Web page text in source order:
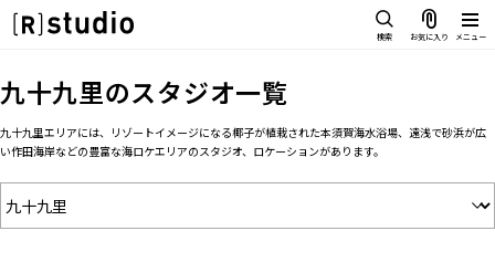
検索 お気に入り メニュー
IMAGE
雰囲気で探したい
スタジオを探す
雰囲気で探したい
SCENE
部屋ごとに写真で見比べたい
VARIATION
九十九里のスタジオ一覧
九十九里エリアには、リゾートイメージになる椰子が植栽された本須賀海水浴場、遠浅で砂浜が広
い作田海岸などの豊富な海ロケエリアのスタジオ、ロケーションがあります。